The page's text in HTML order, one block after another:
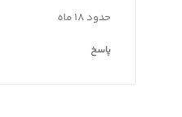
حدود ۱۸ ماه
پاسخ